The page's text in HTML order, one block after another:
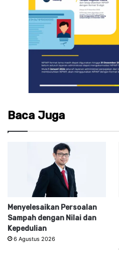
Baca Juga
Menyelesaikan Persoalan
Sampah dengan Nilai dan
Kepedulian
6 Agustus 2026